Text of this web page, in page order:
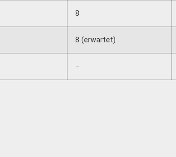
8
8 (erwartet)
–